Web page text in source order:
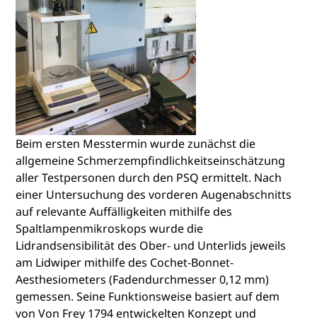
Beim ersten Messtermin wurde zunächst die
allgemeine Schmerzempfindlichkeitseinschätzung
aller Testpersonen durch den PSQ ermittelt. Nach
einer Untersuchung des vorderen Augenabschnitts
auf relevante Auffälligkeiten mithilfe des
Spaltlampenmikroskops wurde die
Lidrandsensibilität des Ober- und Unterlids jeweils
am Lidwiper mithilfe des Cochet-Bonnet-
Aesthesiometers (Fadendurchmesser 0,12 mm)
gemessen. Seine Funktionsweise basiert auf dem
von Von Frey 1794 entwickelten Konzept und